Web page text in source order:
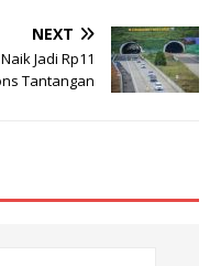
NEXT
Jadi Rp11
Tantangan